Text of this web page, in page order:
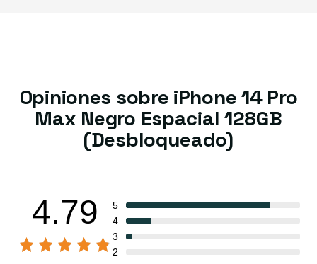
Opiniones sobre iPhone 14 Pro
Max Negro Espacial 128GB
(Desbloqueado)
4.79
5
4
3
2